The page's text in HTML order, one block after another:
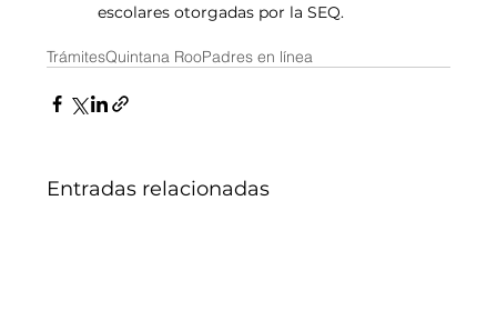
escolares otorgadas por la SEQ.
TrámitesQuintana RooPadres en línea
Entradas relacionadas